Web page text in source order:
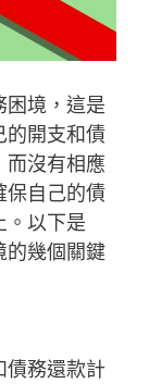
困境，這是
的開支和債
而沒有相應
保自己的債
。以下是
的幾個關鍵
債務還款計